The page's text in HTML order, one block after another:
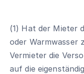
(1) Hat der Mieter
oder Warmwasser
Vermieter die
auf die